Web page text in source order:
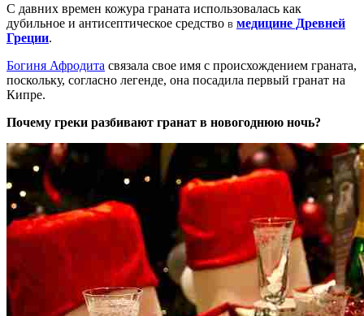
С давних времен кожура граната использовалась как
дубильное и антисептическое средство в медицине Древней
Греции.
Богиня Афродита связала свое имя с происхождением граната,
поскольку, согласно легенде, она посадила первый гранат на
Кипре.
Почему греки разбивают гранат в новогоднюю ночь?